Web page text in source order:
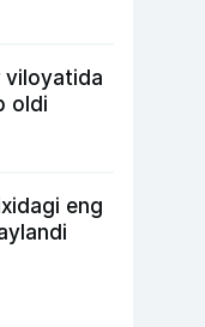
viloyatida
oldi
eng